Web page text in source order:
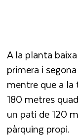
A la planta
primera i
mentre que a la
180 metres
un pati de 120
pàrquing propi.